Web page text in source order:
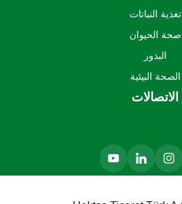
تغذية النباتات
صحة الحيوان
البذور
الصحة البيئية
الاتصالات